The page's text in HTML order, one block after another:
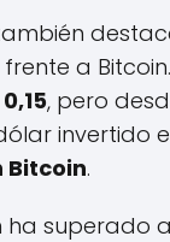
frente a
0,15, pero
invertido
Bitcoin.
ha superado